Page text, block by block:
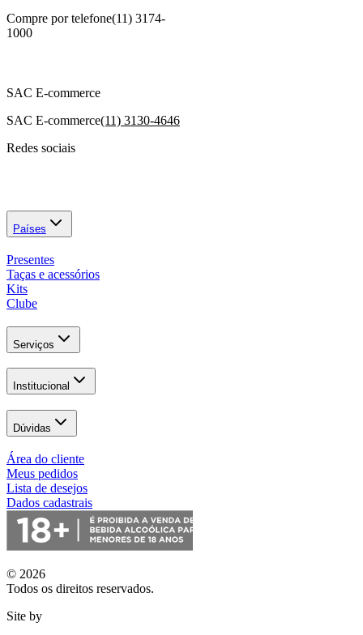
Compre por telefone(11) 3174-
1000
SAC E-commerce
SAC E-commerce(11) 3130-4646
Redes sociais
Países
Presentes
Taças e acessórios
Kits
Clube
Serviços
Institucional
Dúvidas
Área do cliente
Meus pedidos
Lista de desejos
Dados cadastrais
© 2026
Todos os direitos reservados.
Site by